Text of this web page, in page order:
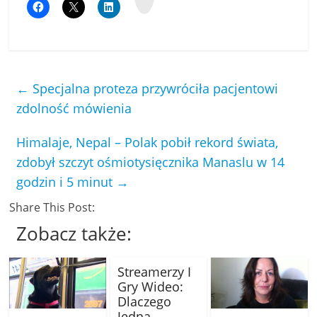
← Specjalna proteza przywróciła pacjentowi
zdolność mówienia
Himalaje, Nepal – Polak pobił rekord świata,
zdobył szczyt ośmiotysięcznika Manaslu w 14
godzin i 5 minut →
Share This Post:
Zobacz także:
Streamerzy I
Gry Wideo:
Dlaczego